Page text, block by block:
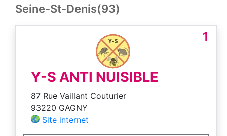
Seine-St-Denis(93)
1
Y-S ANTI NUISIBLE
87 Rue Vaillant Couturier
93220 GAGNY
Site internet